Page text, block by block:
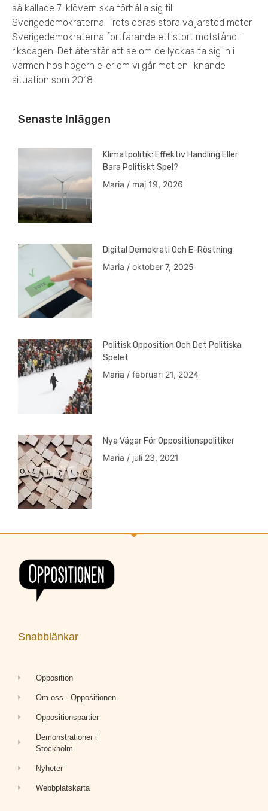
så kallade 7-klövern ska förhålla sig till
Sverigedemokraterna. Trots deras stora väljarstöd möter
Sverigedemokraterna fortfarande ett stort motstånd i
riksdagen. Det återstår att se om de lyckas ta sig in i
värmen hos högern eller om vi går mot en liknande
situation som 2018.
Senaste Inläggen
Klimatpolitik: Effektiv Handling Eller
Bara Politiskt Spel?
Maria
maj 19, 2026
Digital Demokrati Och E-Röstning
Maria
oktober 7, 2025
Politisk Opposition Och Det Politiska
Spelet
Maria februari 21, 2024
Nya Vägar För Oppositionspolitiker
Maria
juli 23, 2021
Snabblänkar
Opposition
Om oss - Oppositionen
Oppositionspartier
Demonstrationer i
Stockholm
Nyheter
Webbplatskarta